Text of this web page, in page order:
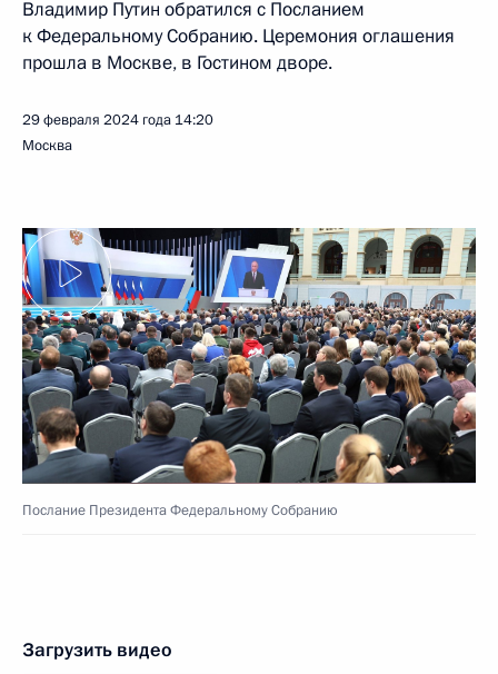
Владимир Путин обратился с Посланием
к Федеральному Собранию. Церемония оглашения
прошла в Москве, в Гостином дворе.
29 февраля 2024 года 14:20
Москва
Послание Президента Федеральному Собранию
Загрузить видео